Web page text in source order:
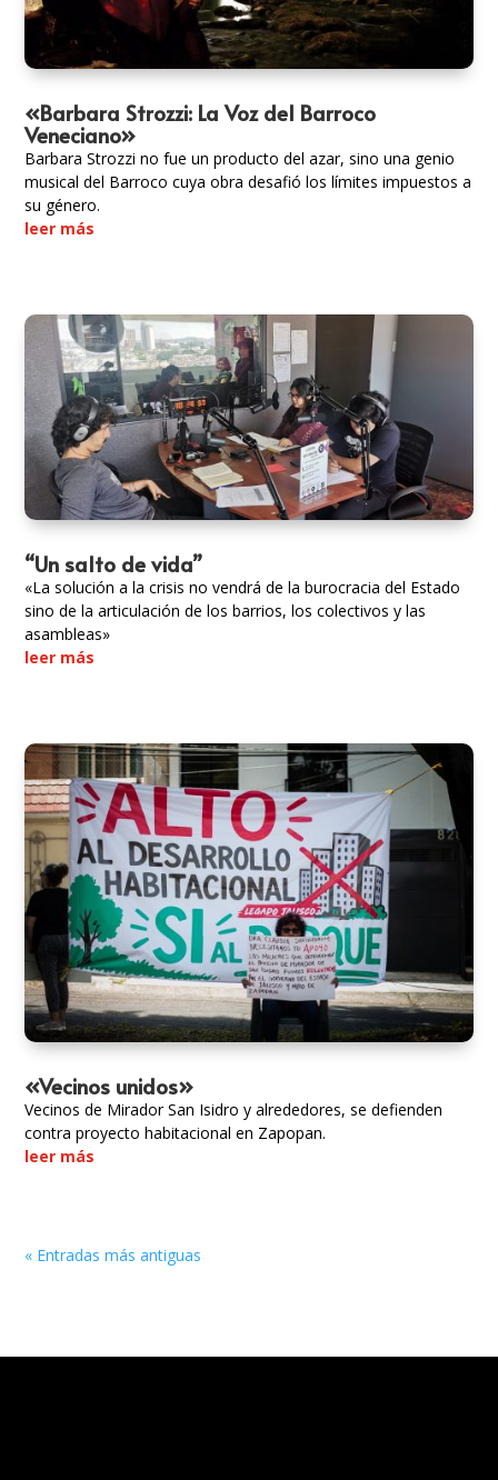
«Barbara Strozzi: La Voz del Barroco
Veneciano»
Barbara Strozzi no fue un producto del azar, sino una genio
musical del Barroco cuya obra desafió los límites impuestos a
su género.
leer más
“Un salto de vida”
«La solución a la crisis no vendrá de la burocracia del Estado
sino de la articulación de los barrios, los colectivos y las
asambleas»
leer más
«Vecinos unidos»
Vecinos de Mirador San Isidro y alrededores, se defienden
contra proyecto habitacional en Zapopan.
leer más
« Entradas más antiguas